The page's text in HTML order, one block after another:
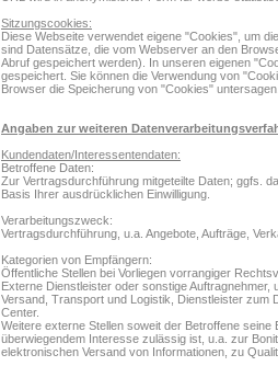
Sitzungscookies:
Diese Webseite verwendet eigene "Cookies", um
sind Datensätze, die vom Webserver an den
Abruf gespeichert werden). In unseren eigenen
gespeichert. Sie können die Verwendung von
Browser die Speicherung von "Cookies" untersagen.
Angaben zur weiteren
Kundendaten/Interessentendaten:
Betroffene Daten:
Zur Vertragsdurchführung mitgeteilte Daten; ggfs.
Basis Ihrer ausdrücklichen Einwilligung.
Verarbeitungszweck:
Vertragsdurchführung, u.a. Angebote, Aufträge,
Kategorien von Empfängern:
Öffentliche Stellen bei Vorliegen vorrangiger
Externe Dienstleister oder sonstige
Versand, Transport und Logistik, Dienstleister zum
Center.
Weitere externe Stellen soweit der Betroffene seine
überwiegendem Interesse zulässig ist, u.a. zur
elektronischen Versand von Informationen, zu